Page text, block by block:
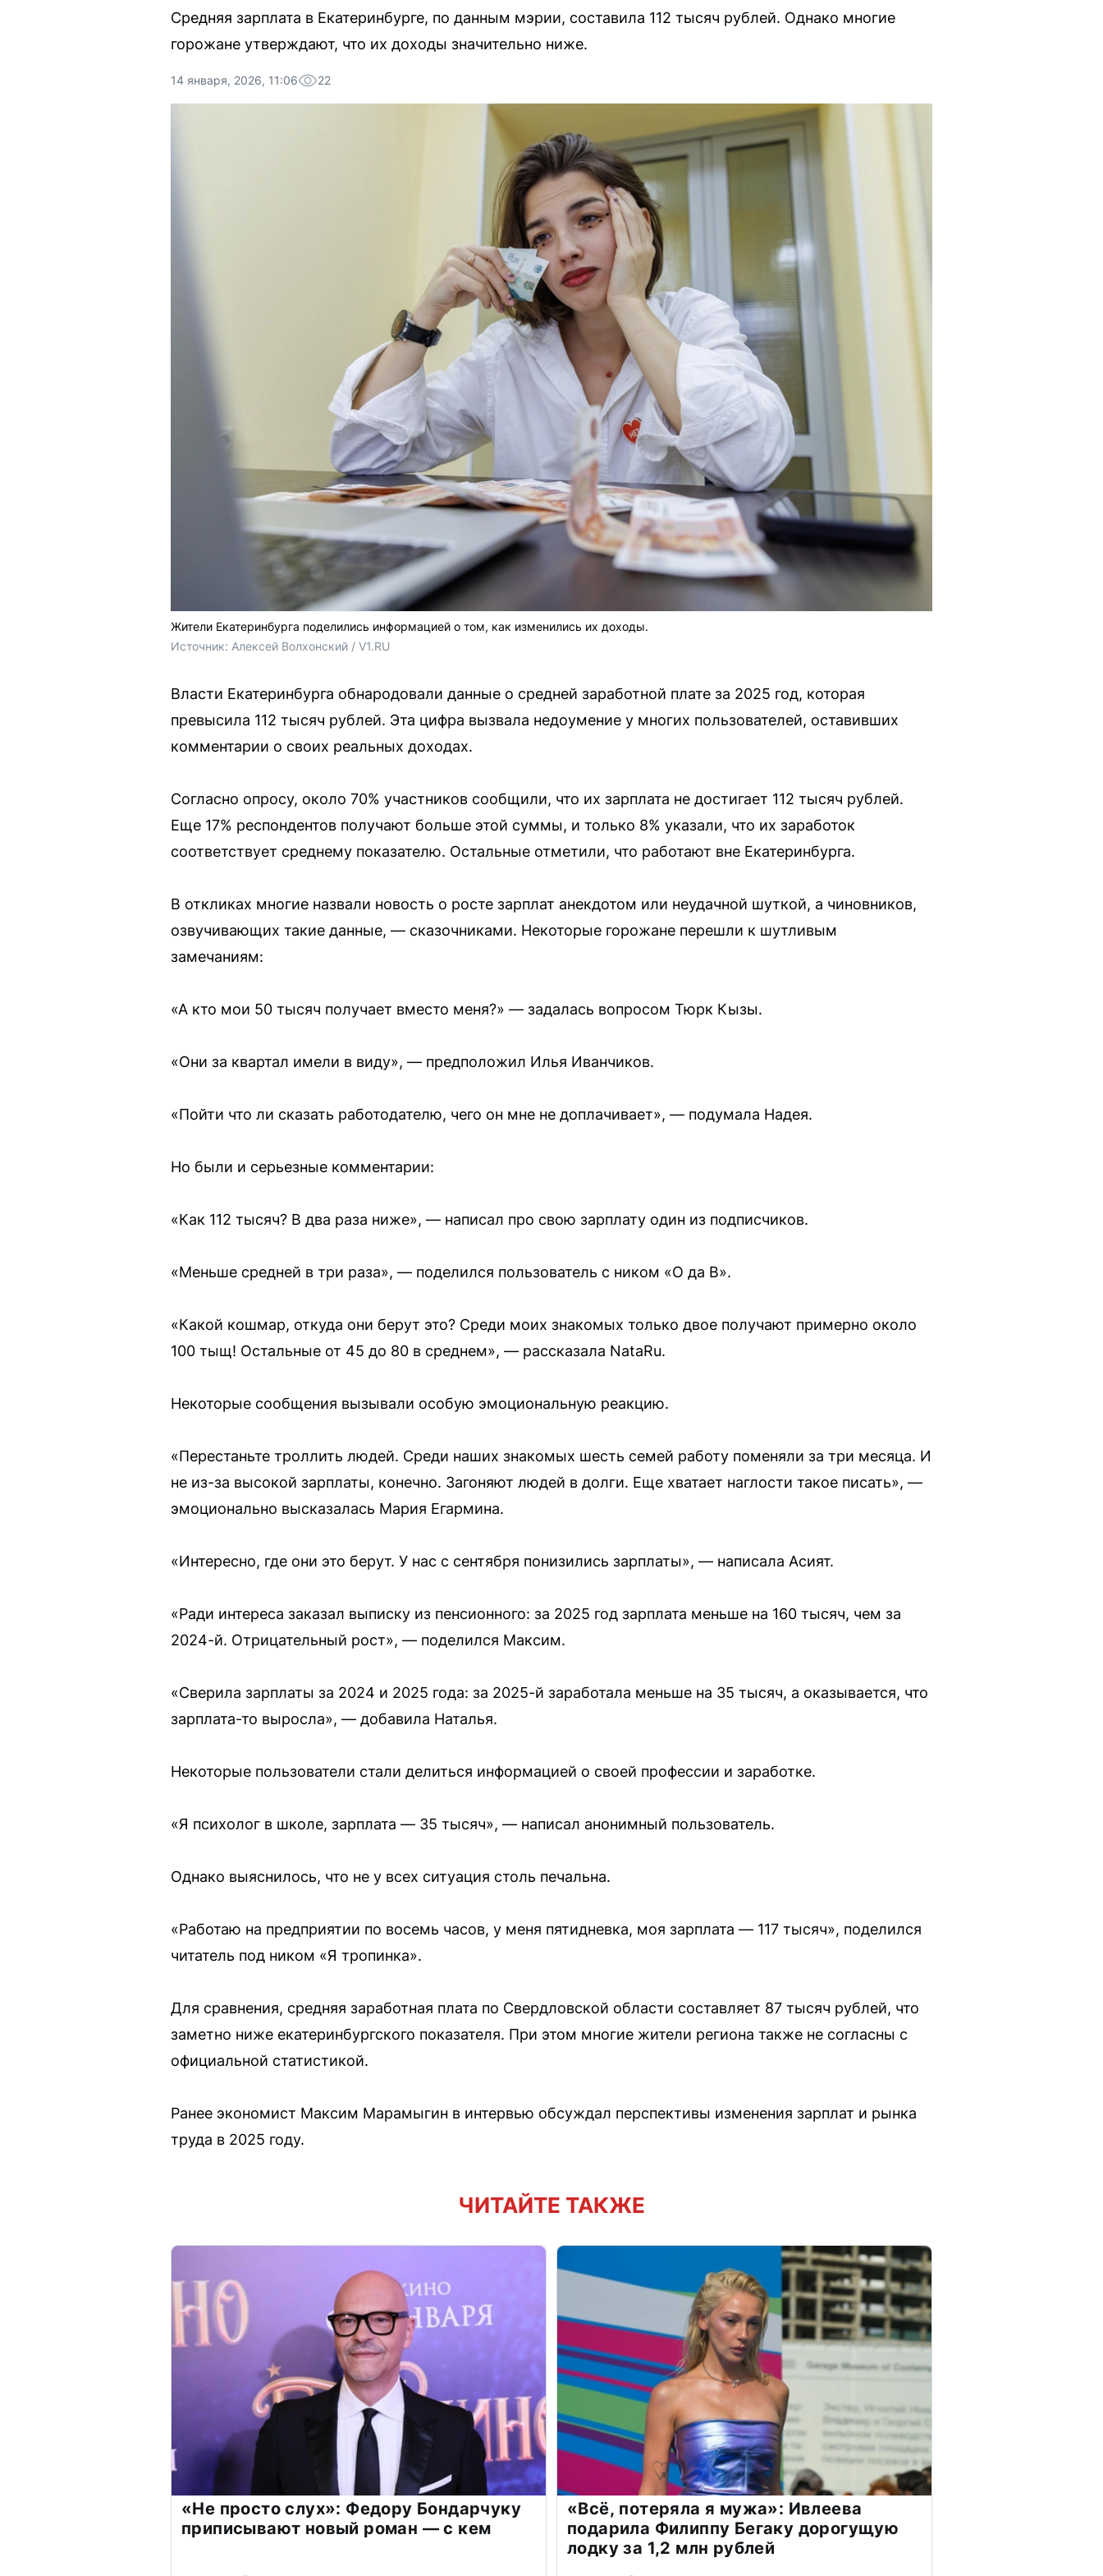
Средняя зарплата в Екатеринбурге, по данным мэрии, составила 112 тысяч рублей. Однако многие
горожане утверждают, что их доходы значительно ниже.
14 января, 2026, 11:06 22
Жители Екатеринбурга поделились информацией о том, как изменились их доходы.
Источник: Алексей Волхонский / V1.RU
Власти Екатеринбурга обнародовали данные о средней заработной плате за 2025 год, которая
превысила 112 тысяч рублей. Эта цифра вызвала недоумение у многих пользователей, оставивших
комментарии о своих реальных доходах.
Согласно опросу, около 70% участников сообщили, что их зарплата не достигает 112 тысяч рублей.
Еще 17% респондентов получают больше этой суммы, и только 8% указали, что их заработок
соответствует среднему показателю. Остальные отметили, что работают вне Екатеринбурга.
В откликах многие назвали новость о росте зарплат анекдотом или неудачной шуткой, а чиновников,
озвучивающих такие данные, — сказочниками. Некоторые горожане перешли к шутливым
замечаниям:
«А кто мои 50 тысяч получает вместо меня?» — задалась вопросом Тюрк Кызы.
«Они за квартал имели в виду», — предположил Илья Иванчиков.
«Пойти что ли сказать работодателю, чего он мне не доплачивает», — подумала Надея.
Но были и серьезные комментарии:
«Как 112 тысяч? В два раза ниже», — написал про свою зарплату один из подписчиков.
«Меньше средней в три раза», — поделился пользователь с ником «О да В».
«Какой кошмар, откуда они берут это? Среди моих знакомых только двое получают примерно около
100 тыщ! Остальные от 45 до 80 в среднем», — рассказала NataRu.
Некоторые сообщения вызывали особую эмоциональную реакцию.
«Перестаньте троллить людей. Среди наших знакомых шесть семей работу поменяли за три месяца. И
не из-за высокой зарплаты, конечно. Загоняют людей в долги. Еще хватает наглости такое писать», —
эмоционально высказалась Мария Егармина.
«Интересно, где они это берут. У нас с сентября понизились зарплаты», — написала Асият.
«Ради интереса заказал выписку из пенсионного: за 2025 год зарплата меньше на 160 тысяч, чем за
2024-й. Отрицательный рост», — поделился Максим.
«Сверила зарплаты за 2024 и 2025 года: за 2025-й заработала меньше на 35 тысяч, а оказывается, что
зарплата-то выросла», — добавила Наталья.
Некоторые пользователи стали делиться информацией о своей профессии и заработке.
«Я психолог в школе, зарплата — 35 тысяч», — написал анонимный пользователь.
Однако выяснилось, что не у всех ситуация столь печальна.
«Работаю на предприятии по восемь часов, у меня пятидневка, моя зарплата — 117 тысяч», поделился
читатель под ником «Я тропинка».
Для сравнения, средняя заработная плата по Свердловской области составляет 87 тысяч рублей, что
заметно ниже екатеринбургского показателя. При этом многие жители региона также не согласны с
официальной статистикой.
Ранее экономист Максим Марамыгин в интервью обсуждал перспективы изменения зарплат и рынка
труда в 2025 году.
ЧИТАЙТЕ ТАКЖЕ
«Не просто слух»: Федору Бондарчуку
приписывают новый роман — с кем
«Всё, потеряла я мужа»: Ивлеева
подарила Филиппу Бегаку дорогущую
лодку за 1,2 млн рублей